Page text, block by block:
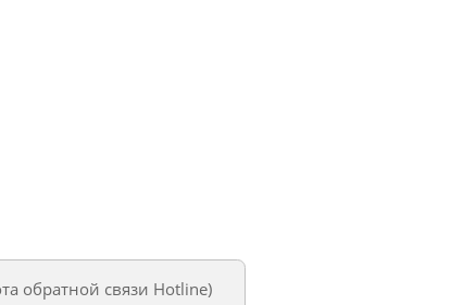
обратной связи Hotline)